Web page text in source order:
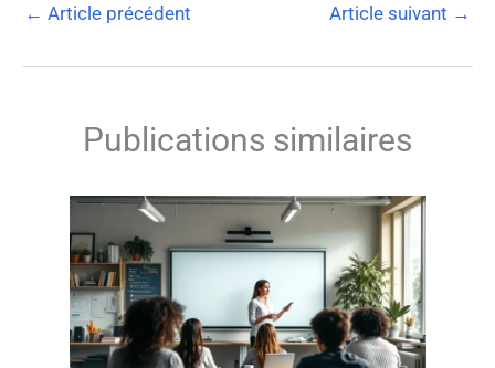
← Article précédent Article suivant →
Publications similaires